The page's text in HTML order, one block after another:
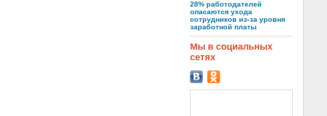
28% работодателей
опасаются ухода
сотрудников из-за уровня
заработной платы
Мы в социальных
сетях